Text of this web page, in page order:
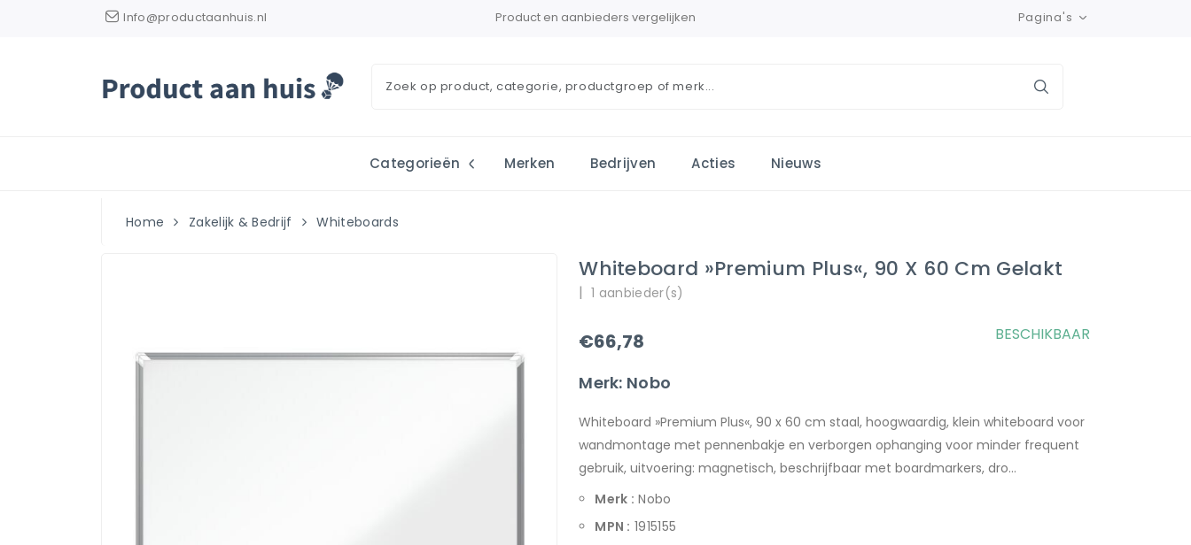
Info@productaanhuis.nl Product en aanbieders vergelijken Pagina's
Categorieën Merken Bedrijven Acties Nieuws
Home Zakelijk & Bedrijf Whiteboards
Whiteboard »Premium Plus«, 90 X 60 Cm Gelakt
|1 aanbieder(s)
€66,78
Merk: Nobo
BESCHIKBAAR
Whiteboard »Premium Plus«, 90 x 60 cm staal, hoogwaardig, klein whiteboard voor
wandmontage met pennenbakje en verborgen ophanging voor minder frequent
gebruik, uitvoering: magnetisch, beschrijfbaar met boardmarkers, dro...
Merk : Nobo
MPN : 1915155